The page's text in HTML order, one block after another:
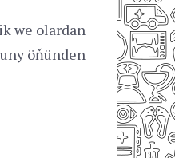
we olardan
öňünden